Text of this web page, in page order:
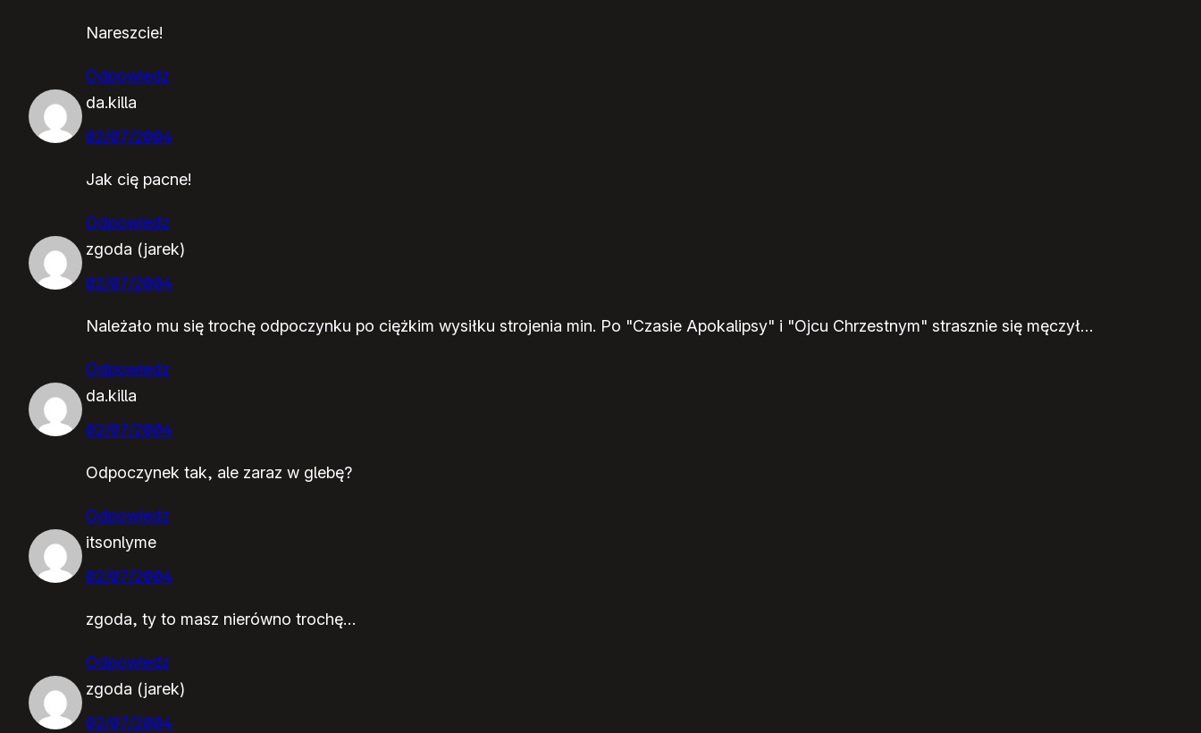
Nareszcie!
Odpowiedz
da.killa
02/07/2004
Jak cię pacne!
Odpowiedz
zgoda (jarek)
02/07/2004
Należało mu się trochę odpoczynku po ciężkim wysiłku strojenia min. Po "Czasie Apokalipsy" i "Ojcu Chrzestnym" strasznie się męczył…
Odpowiedz
da.killa
02/07/2004
Odpoczynek tak, ale zaraz w glebę?
Odpowiedz
itsonlyme
02/07/2004
zgoda, ty to masz nierówno trochę…
Odpowiedz
zgoda (jarek)
02/07/2004